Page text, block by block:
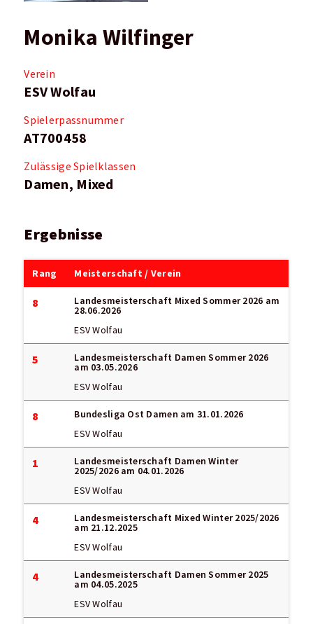
Monika Wilfinger
Verein
ESV Wolfau
Spielerpassnummer
AT700458
Zulässige Spielklassen
Damen, Mixed
Ergebnisse
Rang Meisterschaft / Verein
8 Landesmeisterschaft Mixed Sommer 2026 am
28.06.2026
ESV Wolfau
5 Landesmeisterschaft Damen Sommer 2026
am 03.05.2026
ESV Wolfau
8 Bundesliga Ost Damen am 31.01.2026
ESV Wolfau
1 Landesmeisterschaft Damen Winter
2025/2026am 04.01.2026
ESV Wolfau
4 Landesmeisterschaft Mixed Winter 2025/2026
am 21.12.2025
ESV Wolfau
4 Landesmeisterschaft Damen Sommer 2025
am 04.05.2025
ESV Wolfau